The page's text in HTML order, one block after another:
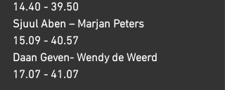
14.40 - 39.50
Sjuul Aben – Marjan Peters
15.09 - 40.57
Daan Geven- Wendy de Weerd
17.07 - 41.07